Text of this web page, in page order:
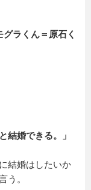
グラくん＝原石く
結婚できる。」
結婚はしたいか
う。